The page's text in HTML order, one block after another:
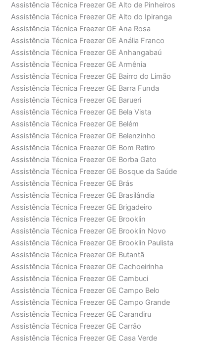
Assistência Técnica Freezer GE Alto de Pinheiros
Assistência Técnica Freezer GE Alto do Ipiranga
Assistência Técnica Freezer GE Ana Rosa
Assistência Técnica Freezer GE Anália Franco
Assistência Técnica Freezer GE Anhangabaú
Assistência Técnica Freezer GE Armênia
Assistência Técnica Freezer GE Bairro do Limão
Assistência Técnica Freezer GE Barra Funda
Assistência Técnica Freezer GE Barueri
Assistência Técnica Freezer GE Bela Vista
Assistência Técnica Freezer GE Belém
Assistência Técnica Freezer GE Belenzinho
Assistência Técnica Freezer GE Bom Retiro
Assistência Técnica Freezer GE Borba Gato
Assistência Técnica Freezer GE Bosque da Saúde
Assistência Técnica Freezer GE Brás
Assistência Técnica Freezer GE Brasilândia
Assistência Técnica Freezer GE Brigadeiro
Assistência Técnica Freezer GE Brooklin
Assistência Técnica Freezer GE Brooklin Novo
Assistência Técnica Freezer GE Brooklin Paulista
Assistência Técnica Freezer GE Butantã
Assistência Técnica Freezer GE Cachoeirinha
Assistência Técnica Freezer GE Cambuci
Assistência Técnica Freezer GE Campo Belo
Assistência Técnica Freezer GE Campo Grande
Assistência Técnica Freezer GE Carandiru
Assistência Técnica Freezer GE Carrão
Assistência Técnica Freezer GE Casa Verde